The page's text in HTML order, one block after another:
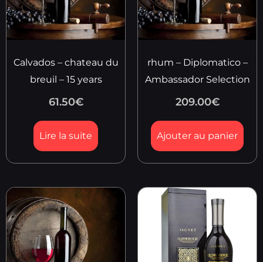
Calvados – chateau du
breuil – 15 years
61.50€
Lire la suite
rhum – Diplomatico –
Ambassador Selection
209.00€
Ajouter au panier